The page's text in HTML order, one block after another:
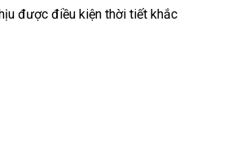
được điều kiện thời tiết khắc